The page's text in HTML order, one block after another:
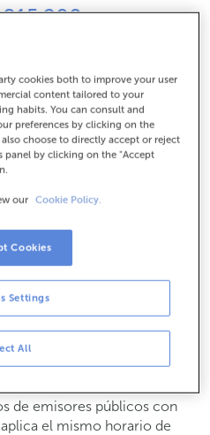
200
llegar
a 14:00.
atenderemos el día y hora
8:15 a 11:00
de caja será losmartes y
de emisores públicos con
el mismo horario de
cookies both to improve your user
content tailored to your
habits. You can consult and
preferences by clicking on the
choose to directly accept or reject
panel by clicking on the "Accept
our Cookie Policy.
All
Settings
Cookies